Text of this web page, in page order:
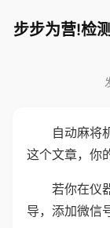
步步为营!检
自动麻将
这个文章，你
若你在仪
导，添加微信